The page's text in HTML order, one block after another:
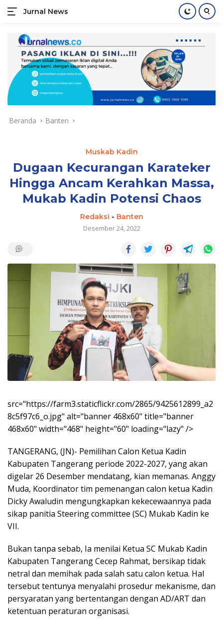
konten
Jurnal News
Jendela
Rakyat
Beranda Banten
Muskab Kadin
Dugaan Kecurangan Karateker
Hingga Ancam Kerahkan Massa,
Mukab Kadin Potensi Chaos
Redaksi - Banten
Desember 24, 2022
src="https://farm3.staticflickr.com/2865/9425612899_a2
8c5f97c6_o.jpg" alt="banner 468x60" title="banner
468x60" width="468" height="60" loading="lazy" />
TANGERANG, (JN)- Pemilihan Calon Ketua Kadin
Kabupaten Tangerang periode 2022-2027, yang akan
digelar 26 Desember mendatang, kian memanas. Anggy
Muda, Koordinator tim pemenangan calon ketua Kadin
Dicky Awaludin mengungkapkan kekecewaannya pada
sikap panitia Steering committee (SC) Mukab Kadin ke
VII.
Bukan tanpa sebab, Ia menilai Ketua SC Mukab Kadin
Kabupaten Tangerang Cecep Rahmat, bersikap tidak
netral dan memihak pada salah satu calon ketua. Hal
tersebut tentunya menyalahi prosedur mekanisme, dan
persyaratan yang bertentangan dengan AD/ART dan
ketentuan peraturan organisasi.